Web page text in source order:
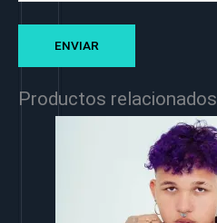
Productos relacionados